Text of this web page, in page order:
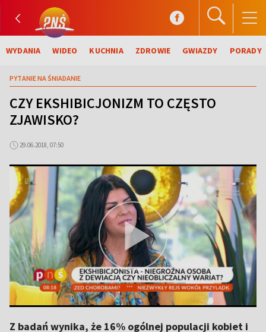
WYDANIA WIDEO KUCHNIA ZDROWIE GWIAZDY PORADY
PYTANIE NA ŚNIADANIE
CZY EKSHIBICJONIZM TO CZĘSTO
ZJAWISKO?
29.06.2018, 07:50
Z badań wynika, że 16% ogólnej populacji kobiet i